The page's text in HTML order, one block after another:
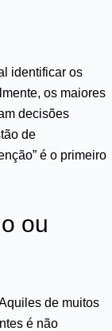
identificar os
os maiores
decisões
de
é o primeiro
ou
de muitos
é não